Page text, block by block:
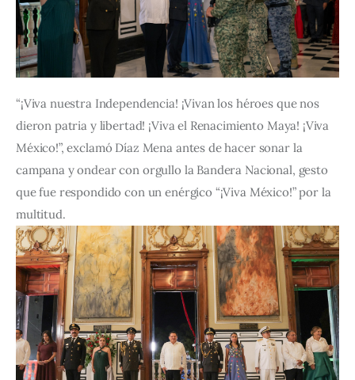
“¡Viva nuestra Independencia! ¡Vivan los héroes que nos
dieron patria y libertad! ¡Viva el Renacimiento Maya! ¡Viva
México!”, exclamó Díaz Mena antes de hacer sonar la
campana y ondear con orgullo la Bandera Nacional, gesto
que fue respondido con un enérgico “¡Viva México!” por la
multitud.